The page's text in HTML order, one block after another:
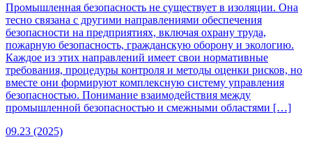
Промышленная безопасность не существует в изоляции. Она
тесно связана с другими направлениями обеспечения
безопасности на предприятиях, включая охрану труда,
пожарную безопасность, гражданскую оборону и экологию.
Каждое из этих направлений имеет свои нормативные
требования, процедуры контроля и методы оценки рисков, но
вместе они формируют комплексную систему управления
безопасностью. Понимание взаимодействия между
промышленной безопасностью и смежными областями […]
09.23 (2025)